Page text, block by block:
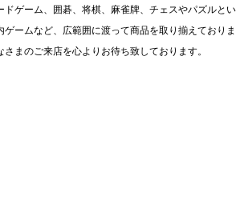
ゲーム、
囲碁、将棋、麻雀牌、チェスやパズルとい
ゲームなど、 広範囲に渡って商品を取り揃えておりま
さまのご来店を心よりお待ち致しております。